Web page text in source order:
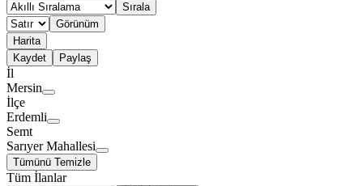
Sırala
Görünüm
Harita
Kaydet
Paylaş
İl
Mersin
İlçe
Erdemli
Semt
Sarıyer Mahallesi
Tümünü Temizle
Tüm İlanlar